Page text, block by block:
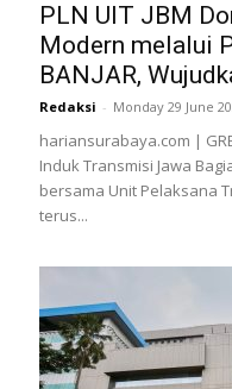
PLN UIT JBM
Modern melalui
BANJAR,
Redaksi - Monday 29 June
hariansurabaya.com |
Induk Transmisi Jawa
bersama Unit Pelaksana
terus...